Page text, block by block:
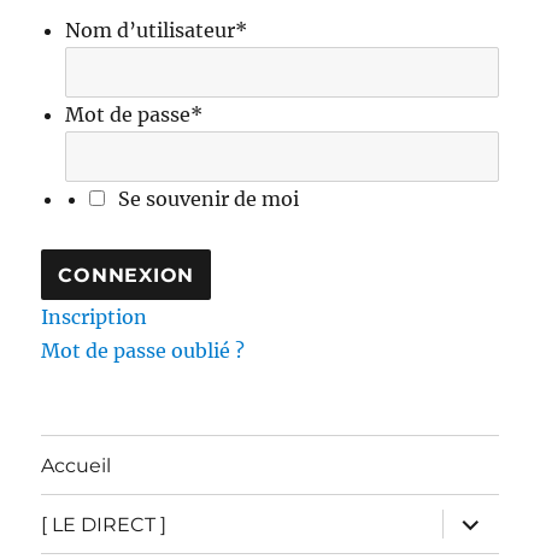
Nom d’utilisateur*
Mot de passe*
Se souvenir de moi
Inscription
Mot de passe oublié ?
Accueil
[ LE DIRECT ]
ouvrir
le